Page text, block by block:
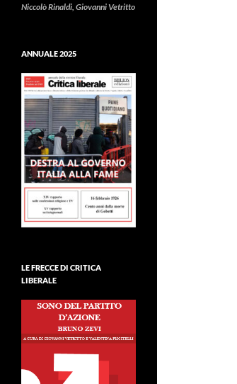
Niccolò Rinaldi, Giovanni Vetritto
ANNUALE 2025
LE FRECCE DI CRITICA
LIBERALE